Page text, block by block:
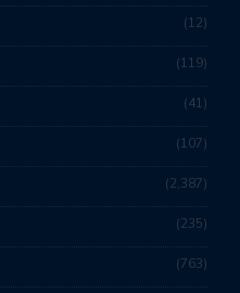
12
119
41
107
2,387
235
763